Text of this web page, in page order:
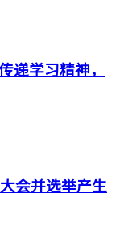
递学习精神，
会并选举产生